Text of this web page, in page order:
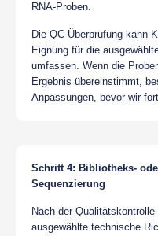
RNA-Proben.
Die QC-Überprüfung kann
Eignung für die
umfassen. Wenn die
Ergebnis übereinstimmt,
Anpassungen, bevor wir
Schritt 4: Bibliotheks-
Sequenzierung
Nach der
ausgewählte technische